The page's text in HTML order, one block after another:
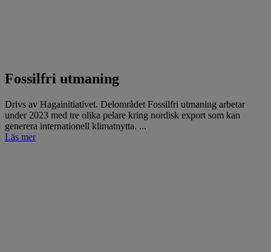
Fossilfri utmaning
Drivs av Hagainitiativet. Delområdet Fossilfri utmaning arbetar
under 2023 med tre olika pelare kring nordisk export som kan
generera internationell klimatnytta. ...
Läs mer